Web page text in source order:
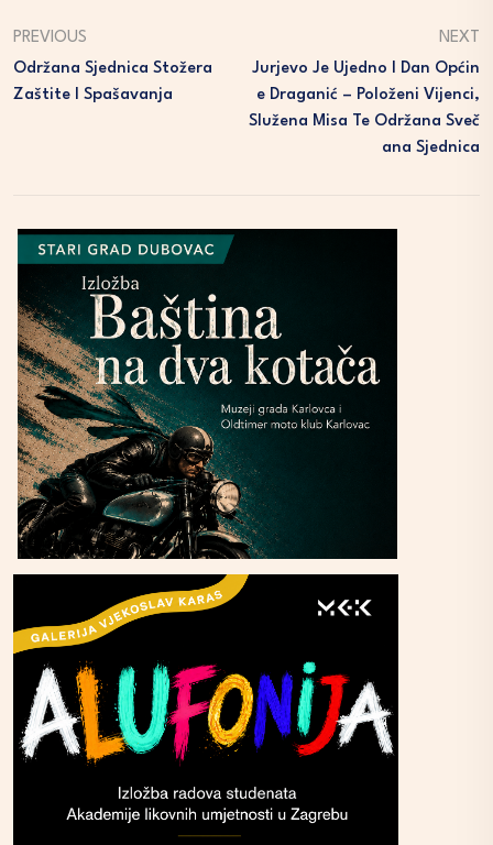
PREVIOUS
Održana Sjednica Stožera
Zaštite I Spašavanja
NEXT
Jurjevo Je Ujedno I Dan Općin
E Draganić – Položeni Vijenci,
Služena Misa Te Održana Sveč
Ana Sjednica